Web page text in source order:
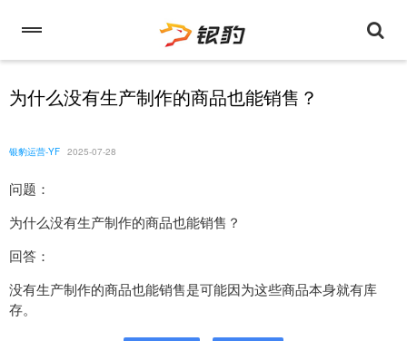
为什么没有生产制作的商品也能销售？
银豹运营-YF 2025-07-28
问题：
为什么没有生产制作的商品也能销售？
回答：
没有生产制作的商品也能销售是可能因为这些商品本身就有库
存。